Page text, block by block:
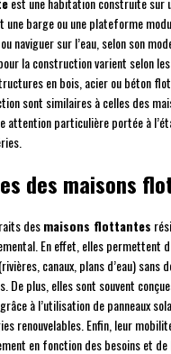
barge ou une plateforme
naviguer sur l’eau, selon son
la construction varient selon
en bois, acier ou béton
sont similaires à celles des
attention particulière portée à
des maisons
desmaisons flottantes
En effet, elles permettent
canaux, plans d’eau) sans
De plus, elles sont souvent
à l’utilisation de panneaux
renouvelables. Enfin, leur
en fonction des besoins et de